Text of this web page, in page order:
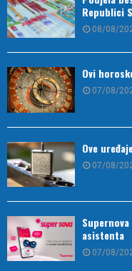
Republici
08/08/
Ovi
07/08/
Ove
07/08/
asistenta
07/08/